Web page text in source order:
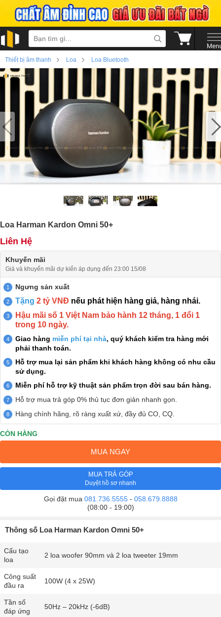
Thiết bị âm thanh › Loa › Loa Bluetooth
›
Loa Harman Kardon Omni 50+
Liên Hệ
Khuyến mãi
Giá và khuyến mãi dự kiến áp dụng đến 23:00 15/08
Ngưng sản xuất
Tặng 2 tỷ VNĐ nếu phát hiện hàng giả, hàng nhái.
Hậu mãi số 1 Việt Nam bảo hành 12 tháng, 1 đổi 1
trong 10 ngày.
Giao hàng miễn phí tại nhà, quý khách kiểm tra hàng mới
phải thanh toán.
Hỗ trợ mua lại sản phẩm khi khách hàng không có nhu cầu
sử dụng.
Miễn phí hỗ trợ kỹ thuật sản phẩm trọn đời sau bán hàng.
Hỗ trợ mua trả góp 0% thủ tục đơn giản nhanh gọn.
Hàng chính hãng, rõ ràng xuất xứ, đầy đủ CO, CQ.
CÒN HÀNG
MUA NGAY
MUA TRẢ GÓP
Duyệt hồ sơ nhanh
Gọi đặt mua 081.736.5555- 058.679.8888
(08:00 - 19:00)
Thông số Loa Harman Kardon Omni 50+
Cấu tạo
loa
2 loa woofer 90mm và 2 loa tweeter 19mm
Công suất
đầu ra
100W (4 x 25W)
Tần số
đáp ứng
50Hz – 20kHz (-6dB)